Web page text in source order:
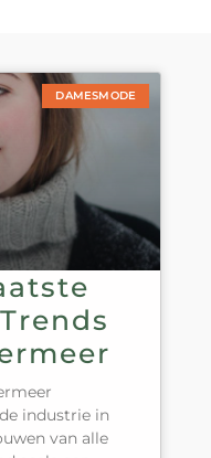
DAMESMODE
industrie in
van alle